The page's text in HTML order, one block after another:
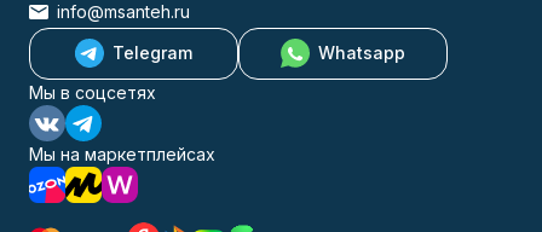
info@msanteh.ru
Telegram
Whatsapp
Мы в соцсетях
Мы на маркетплейсах